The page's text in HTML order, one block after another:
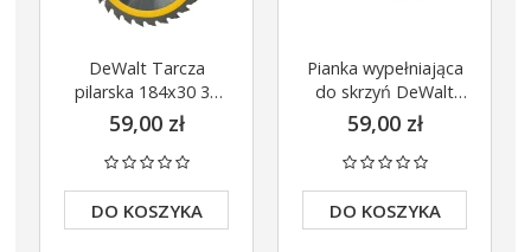
DeWalt Tarcza
pilarska 184x30 30
zębów DT1942
59,00 zł
DO KOSZYKA
Pianka wypełniająca
do skrzyń DeWalt
TOUGHSYSTEM 2,0
DWST83459-1
59,00 zł
DO KOSZYKA